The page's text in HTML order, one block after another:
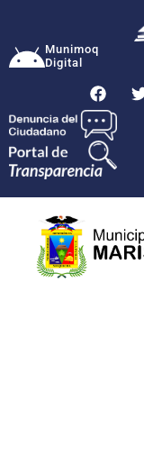
Munimoq
Digital